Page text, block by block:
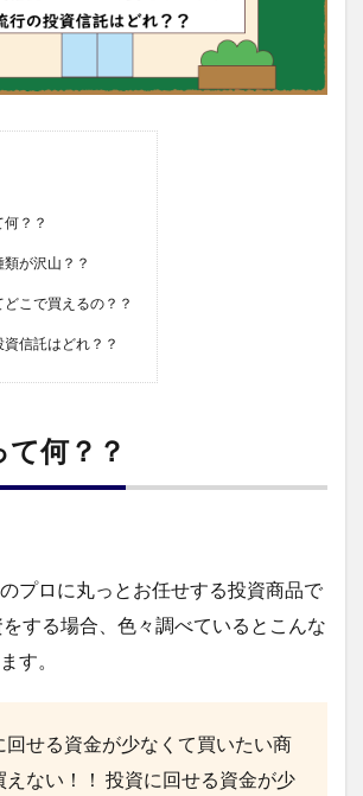
？？
が沢山？？
こで買えるの？？
信託はどれ？？
何？？
プロに丸っとお任せする投資商品で
する場合、色々調べているとこんな
す。
回せる資金が少なくて買いたい商
ない！！ 投資に回せる資金が少